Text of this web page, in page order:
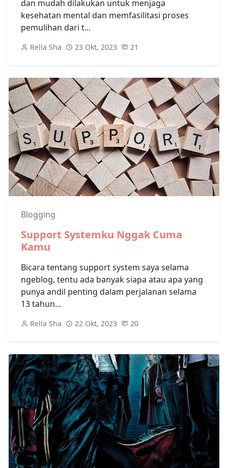
dan mudah dilakukan untuk menjaga
kesehatan mental dan memfasilitasi proses
pemulihan dari t...
Rella Sha 23 Okt, 2023 21
Blogging
Support Systemku Nggak Cuma
Kamu
Bicara tentang support system saya selama
ngeblog, tentu ada banyak siapa atau apa yang
punya andil penting dalam perjalanan selama
13 tahun...
Rella Sha 22 Okt, 2023 20